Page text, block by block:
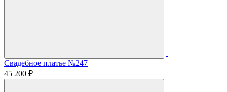
Свадебное платье №247
45 200 ₽